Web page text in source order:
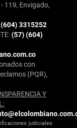
119, Envigado,
3315252
(57) (604)
con
(PQR),
Y
judiciales: